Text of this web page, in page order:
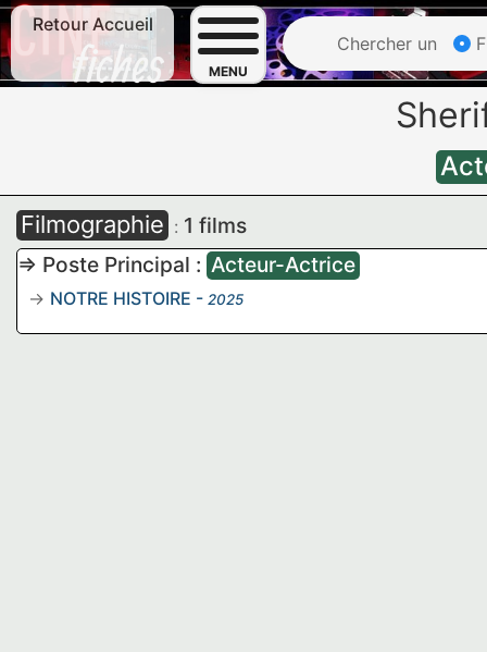
Retour Accueil
MENU
Chercher un
Filmographie : 1 films
=> Poste Principal : Acteur-Actrice
NOTRE HISTOIRE - 2025